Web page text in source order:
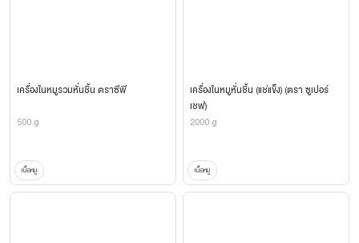
เครื่องในหมูรวมหั่นชิ้น ตราซีพี
500 g
เนื้อหมู
เครื่องในหมูหั่นชิ้น (แช่แข็ง) (ตรา ซูเปอร์
เชฟ)
2000 g
เนื้อหมู